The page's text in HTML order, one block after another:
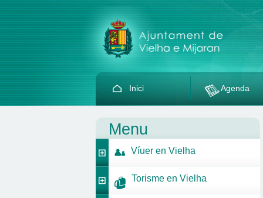
Inici Agenda
Menu
Víuer en Vielha
Torisme en Vielha